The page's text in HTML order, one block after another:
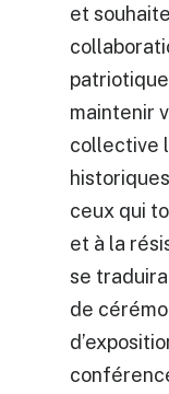
et
maintenir
collective
ceux qui
et à la
se traduira
de